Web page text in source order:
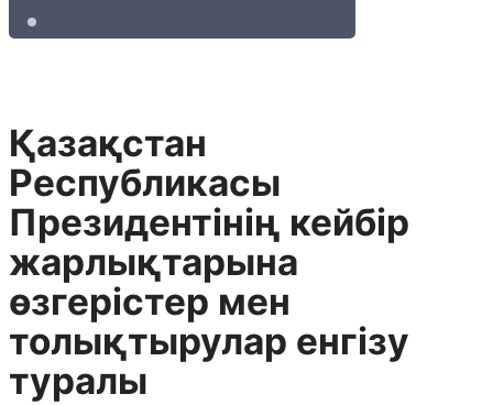
Қазақстан
Республикасы
Президентінің кейбір
жарлықтарына
өзгерістер мен
толықтырулар енгізу
туралы